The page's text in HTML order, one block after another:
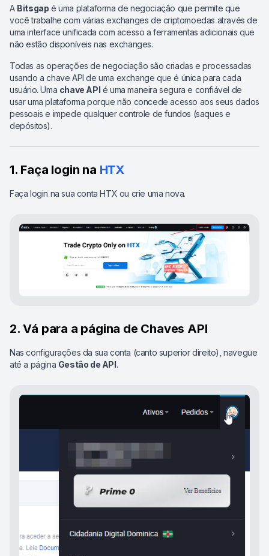
A Bitsgap é uma plataforma de negociação que permite que
você trabalhe com várias exchanges de criptomoedas através de
uma interface unificada com acesso a ferramentas adicionais que
não estão disponíveis nas exchanges.
Todas as operações de negociação são criadas e processadas
usando a chave API de uma exchange que é única para cada
usuário. Uma chave API é uma maneira segura e confiável de
usar uma plataforma porque não concede acesso aos seus dados
pessoais e impede qualquer controle de fundos (saques e
depósitos).
1. Faça login na HTX
Faça login na sua conta HTX ou crie uma nova.
2. Vá para a página de Chaves API
Nas configurações da sua conta (canto superior direito), navegue
até a página Gestão de API.